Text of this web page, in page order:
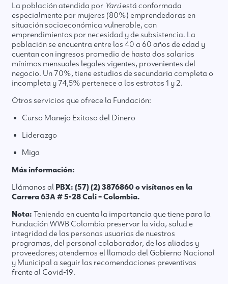
La población atendida por Yarúestá conformada
especialmente por mujeres (80%) emprendedoras en
situación socioeconómica vulnerable, con
emprendimientos por necesidad y de subsistencia. La
población se encuentra entre los 40 a 60 años de edad y
cuentan con ingresos promedio de hasta dos salarios
mínimos mensuales legales vigentes, provenientes del
negocio. Un 70%, tiene estudios de secundaria completa o
incompleta y 74,5% pertenece a los estratos 1 y 2.
Otros servicios que ofrece la Fundación:
Curso Manejo Exitoso del Dinero
Liderazgo
Miga
Más información:
Llámanos al PBX: (57) (2) 3876860 o visítanos en la
Carrera 63A # 5-28 Cali – Colombia.
Nota:Teniendo en cuenta la importancia que tiene para la
Fundación WWB Colombia preservar la vida, salud e
integridad de las personas usuarias de nuestros
programas, del personal colaborador, de los aliados y
proveedores; atendemos el llamado del Gobierno Nacional
y Municipal a seguir las recomendaciones preventivas
frente al Covid-19.